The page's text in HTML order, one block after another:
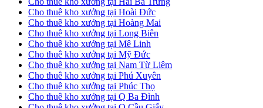
Cho thuê kho xưởng tại Hoài Đức
Cho thuê kho xưởng tại Hoàng Mai
Cho thuê kho xưởng tại Long Biên
Cho thuê kho xưởng tại Mê Linh
Cho thuê kho xưởng tại Mỹ Đức
Cho thuê kho xưởng tại Nam Từ Liêm
Cho thuê kho xưởng tại Phú Xuyên
Cho thuê kho xưởng tại Phúc Thọ
Cho thuê kho xưởng tại Q Ba Đình